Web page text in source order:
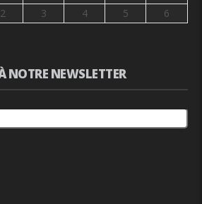
2 3 4 5 6
NEWSLETTER